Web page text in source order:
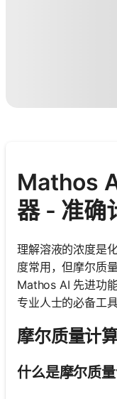
Mathos
器 - 准确
理解溶液的浓度是
度常用，但摩尔质
Mathos AI 先进功
专业人士的必备工具
摩尔质量计
什么是摩尔质量